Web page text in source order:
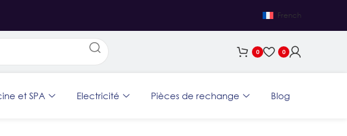
French
0 0
et SPA Electricité Pièces de rechange Blog